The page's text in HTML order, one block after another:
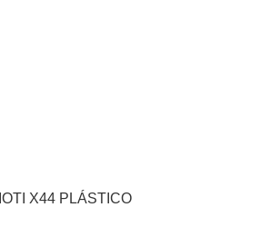
X44 PLÁSTICO